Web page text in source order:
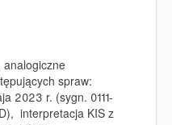
analogiczne
spraw:
2023 r. (sygn. 0111-
interpretacja KIS z